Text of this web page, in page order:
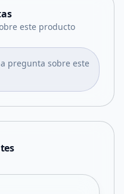
este producto
pregunta sobre este